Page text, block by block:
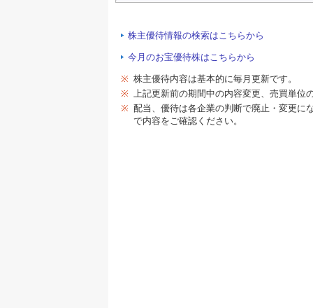
株主優待情報の検索はこちらから
今月のお宝優待株はこちらから
※ 株主優待内容は基本的に毎月更新です。
※ 上記更新前の期間中の内容変更、売買単位
※ 配当、優待は各企業の判断で廃止・変更に
で内容をご確認ください。